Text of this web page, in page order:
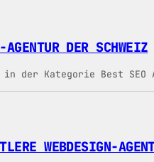
DER SCHWEIZ
der Kategorie Best SEO
WEBDESIGN-